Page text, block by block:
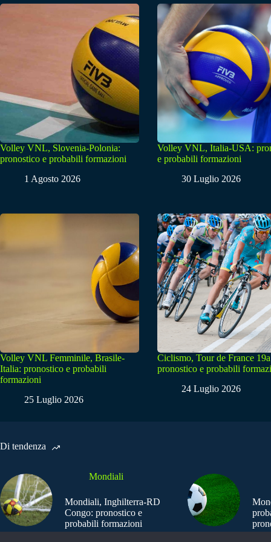
Volley VNL, Slovenia-Polonia:
pronostico e probabili formazioni
1 Agosto 2026
Volley VNL, Italia-USA:
e probabili formazioni
30 Luglio 2026
Volley VNL Femminile, Brasile-
Italia: pronostico e probabili
formazioni
25 Luglio 2026
Ciclismo, Tour de France
pronostico e probabili
24 Luglio 2026
Di tendenza
Mondiali
Mondiali, Inghilterra-RD
Congo: pronostico e
probabili formazioni